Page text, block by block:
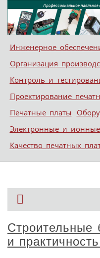
Меню
Skip to content
Инженерное
Организация
Контроль и
Проектирование
Печатные платы
Электронные и ионные
Качество печатных
Строительные
и